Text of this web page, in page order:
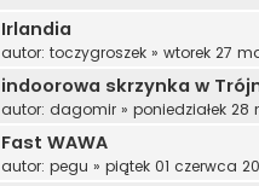
Irlandia
autor: toczygroszek » wtorek 27
indoorowa skrzynka w
autor: dagomir » poniedziałek 28
Fast WAWA
autor: pegu » piątek 01 czerwca